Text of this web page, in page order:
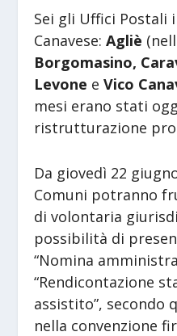
Sei gli Uffici Postali
Canavese:Agliè
Borgomasino,
Levone eVico
mesi erano stati
ristrutturazione
Da giovedì 22
Comuni potranno
di volontaria
possibilità di
“Nomina
“Rendicontazione
assistito”, secondo
nella convenzione